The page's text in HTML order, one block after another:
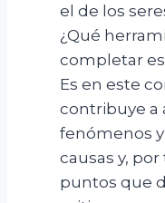
el de los
¿Qué
completar
Es en este
contribuye a
fenómenos
causas y,
puntos que